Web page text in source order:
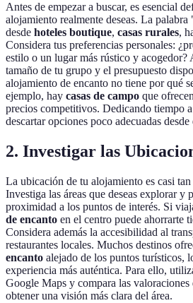
Antes de empezar a buscar, es esencial
alojamiento realmente deseas. La
desde hoteles boutique, casas rurales,
Considera tus preferencias personales:
estilo o un lugar más rústico y acogedor?
tamaño de tu grupo y el presupuesto
alojamiento de encanto no tiene por qué
ejemplo, hay casas de campo que
precios competitivos. Dedicando tiempo a
descartar opciones poco adecuadas
2. Investigar las
La ubicación de tu alojamiento es casi
Investiga las áreas que deseas explorar y
proximidad a los puntos de interés. Si
de encanto en el centro puede ahorrarte
Considera además la accesibilidad al
restaurantes locales. Muchos destinos
encanto alejado de los puntos turísticos,
experiencia más auténtica. Para ello,
Google Maps y compara las valoraciones
obtener una visión más clara del área.